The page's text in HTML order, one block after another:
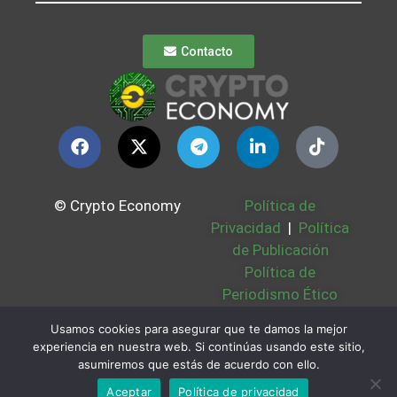
Contacto
© Crypto Economy
Política de
Privacidad | Política
de Publicación
Política de
Periodismo Ético
Bases Legales |
Partners | Sobre
Nosotros
Usamos cookies para asegurar que te damos la mejor
experiencia en nuestra web. Si continúas usando este sitio,
asumiremos que estás de acuerdo con ello.
Aceptar
Política de privacidad